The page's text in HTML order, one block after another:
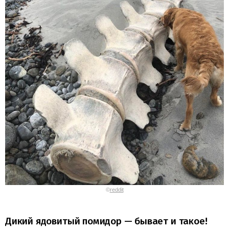
©reddit
Дикий ядовитый помидор — бывает и такое!